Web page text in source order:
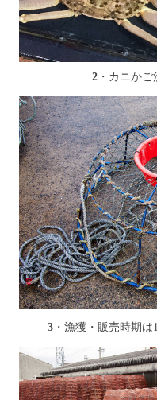
2・カニかご
3・漁獲・販売時期は